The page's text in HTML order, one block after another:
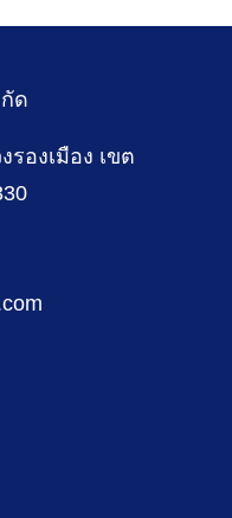
ด
องเมือง เขต